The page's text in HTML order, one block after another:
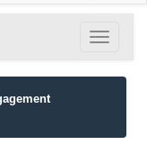
Toggle